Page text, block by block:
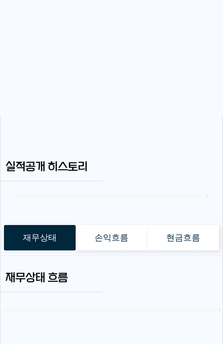
실적공개 히스토리
재무상태 손익흐름 현금흐름
재무상태 흐름